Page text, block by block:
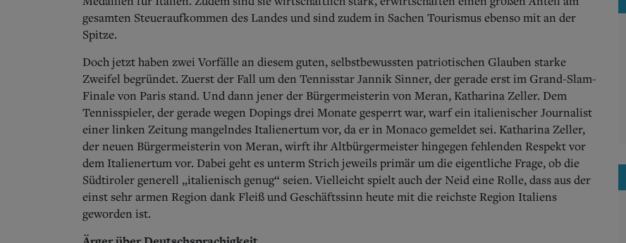
gesamten Steueraufkommen des Landes und sind zudem in Sachen Tourismus ebenso mit an der
Spitze.
Doch jetzt haben zwei Vorfälle an diesem guten, selbstbewussten patriotischen Glauben starke
Zweifel begründet. Zuerst der Fall um den Tennisstar Jannik Sinner, der gerade erst im Grand-Slam-
Finale von Paris stand. Und dann jener der Bürgermeisterin von Meran, Katharina Zeller. Dem
Tennisspieler, der gerade wegen Dopings drei Monate gesperrt war, warf ein italienischer Journalist
einer linken Zeitung mangelndes Italienertum vor, da er in Monaco gemeldet sei. Katharina Zeller,
der neuen Bürgermeisterin von Meran, wirft ihr Altbürgermeister hingegen fehlenden Respekt vor
dem Italienertum vor. Dabei geht es unterm Strich jeweils primär um die eigentliche Frage, ob die
Südtiroler generell „italienisch genug“ seien. Vielleicht spielt auch der Neid eine Rolle, dass aus der
einst sehr armen Region dank Fleiß und Geschäftssinn heute mit die reichste Region Italiens
geworden ist.